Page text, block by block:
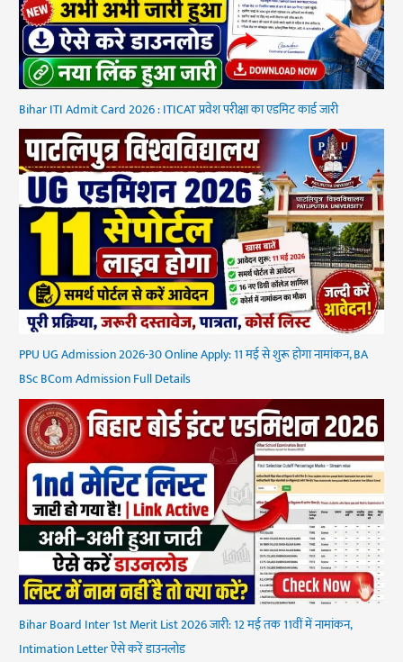
Bihar ITI Admit Card 2026 : ITICAT प्रवेश परीक्षा का एडमिट कार्ड जारी
PPU UG Admission 2026-30 Online Apply: 11 मई से शुरू होगा नामांकन, BA
BSc BCom Admission Full Details
Bihar Board Inter 1st Merit List 2026 जारी: 12 मई तक 11वीं में नामांकन,
Intimation Letter ऐसे करें डाउनलोड